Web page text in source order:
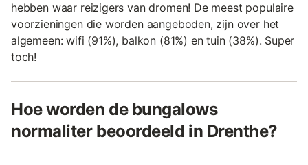
hebben waar reizigers van dromen! De meest populaire
voorzieningen die worden aangeboden, zijn over het
algemeen: wifi (91%), balkon (81%) en tuin (38%). Super
toch!
Hoe worden de bungalows
normaliter beoordeeld in Drenthe?